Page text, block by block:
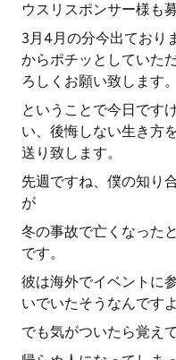
ウスリスポンサー様も
3月4月の分今出ており
からポチッとしていた
ろしくお願い致します。
ということで今日です
い、後悔しない生き方
送り致します。
先週ですね、僕の知り
が
冬の事故で亡くなった
です。
彼は海外でイベントに
いでいたそうなんですよ
でも気がついたら覚え